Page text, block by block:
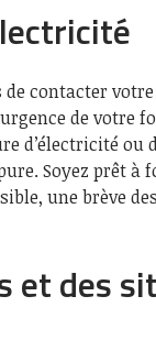
de contacter votre
de votre
d’électricité ou
Soyez prêt à
une brève
et des